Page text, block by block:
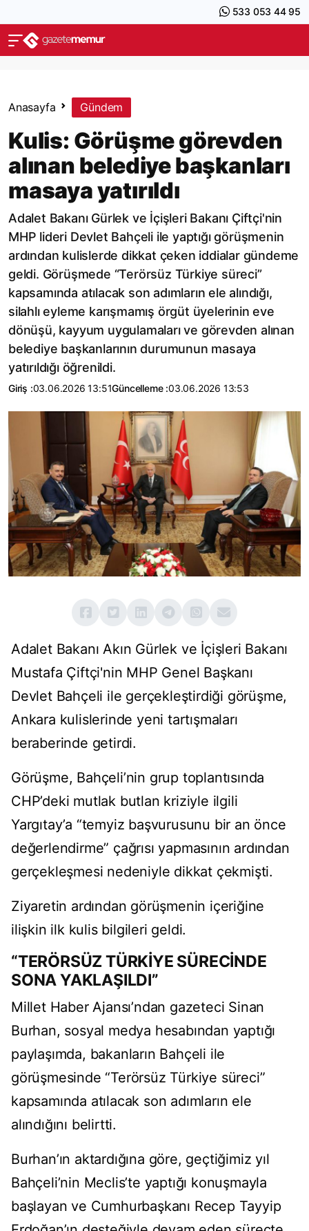
533 053 44 95
Anasayfa Gündem
Kulis: Görüşme görevden
alınan belediye başkanları
masaya yatırıldı
Adalet Bakanı Gürlek ve İçişleri Bakanı Çiftçi'nin
MHP lideri Devlet Bahçeli ile yaptığı görüşmenin
ardından kulislerde dikkat çeken iddialar gündeme
geldi. Görüşmede “Terörsüz Türkiye süreci”
kapsamında atılacak son adımların ele alındığı,
silahlı eyleme karışmamış örgüt üyelerinin eve
dönüşü, kayyum uygulamaları ve görevden alınan
belediye başkanlarının durumunun masaya
yatırıldığı öğrenildi.
Giriş :03.06.2026 13:51Güncelleme :03.06.2026 13:53
Adalet Bakanı Akın Gürlek ve İçişleri Bakanı
Mustafa Çiftçi'nin MHP Genel Başkanı
Devlet Bahçeli ile gerçekleştirdiği görüşme,
Ankara kulislerinde yeni tartışmaları
beraberinde getirdi.
Görüşme, Bahçeli’nin grup toplantısında
CHP’deki mutlak butlan kriziyle ilgili
Yargıtay’a “temyiz başvurusunu bir an önce
değerlendirme” çağrısı yapmasının ardından
gerçekleşmesi nedeniyle dikkat çekmişti.
Ziyaretin ardından görüşmenin içeriğine
ilişkin ilk kulis bilgileri geldi.
“TERÖRSÜZ TÜRKİYE SÜRECİNDE
SONA YAKLAŞILDI”
Millet Haber Ajansı’ndan gazeteci Sinan
Burhan, sosyal medya hesabından yaptığı
paylaşımda, bakanların Bahçeli ile
görüşmesinde “Terörsüz Türkiye süreci”
kapsamında atılacak son adımların ele
alındığını belirtti.
Burhan’ın aktardığına göre, geçtiğimiz yıl
Bahçeli’nin Meclis’te yaptığı konuşmayla
başlayan ve Cumhurbaşkanı Recep Tayyip